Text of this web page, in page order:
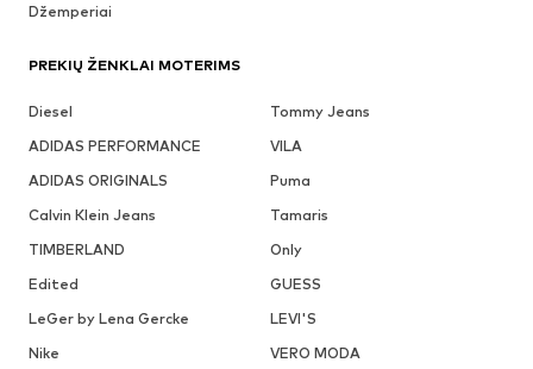
Džemperiai
PREKIŲ ŽENKLAI MOTERIMS
Diesel
Tommy Jeans
ADIDAS PERFORMANCE
VILA
ADIDAS ORIGINALS
Puma
Calvin Klein Jeans
Tamaris
TIMBERLAND
Only
Edited
GUESS
LeGer by Lena Gercke
LEVI'S
Nike
VERO MODA